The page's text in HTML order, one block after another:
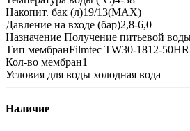
Накопит. бак (л)19/13(MAX)
Давление на входе (бар)2,8-6,0
Назначение Получение питьевой
Тип мембранFilmtec TW30-1812-50HR
Кол-во мембран1
Условия для воды холодная вода
Наличие